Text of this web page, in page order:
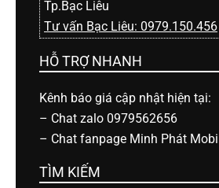
Tp.Bạc Liêu
Tư vấn Bạc Liêu: 0979.150.456
HỖ TRỢ NHANH
Kênh báo giá cập nhật hiện tại:
– Chat zalo 0979562656
– Chat fanpage Minh Phát
TÌM KIẾM